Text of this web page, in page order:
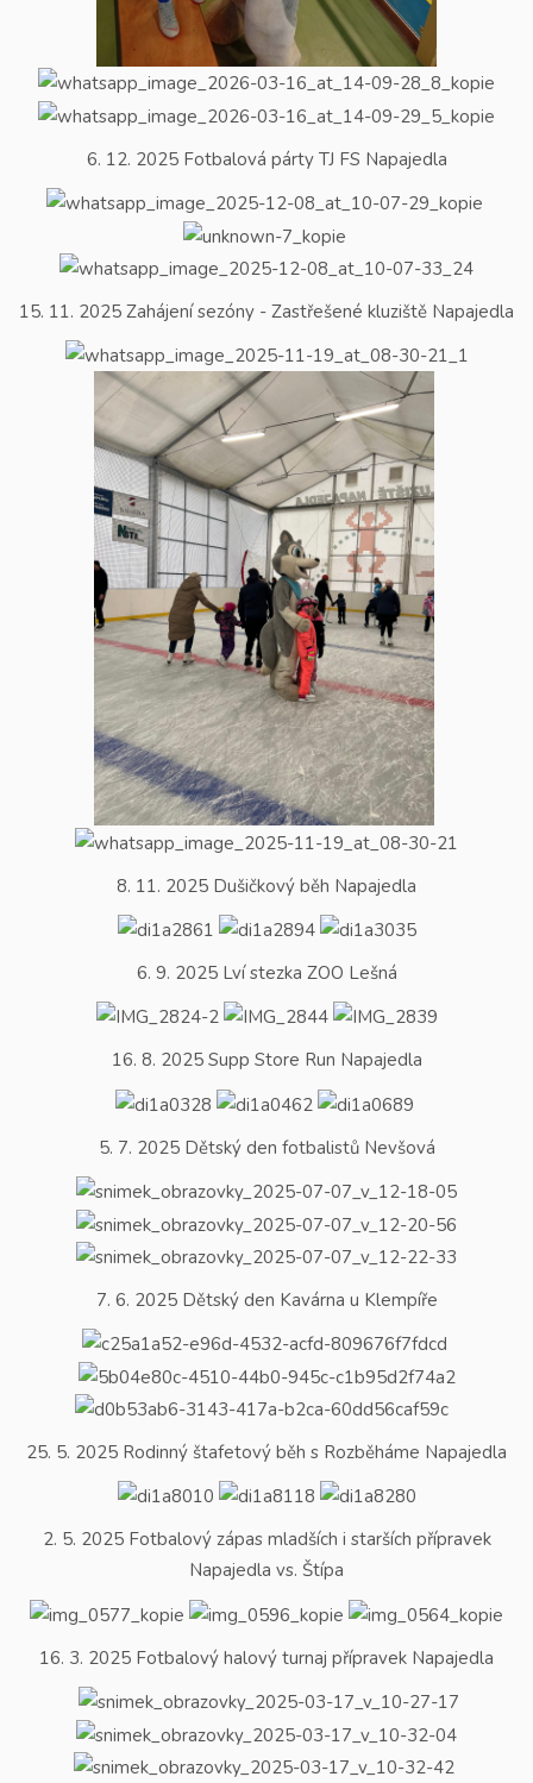
6. 12. 2025 Fotbalová párty TJ FS Napajedla
15. 11. 2025 Zahájení sezóny - Zastřešené kluziště Napajedla
8. 11. 2025 Dušičkový běh Napajedla
6. 9. 2025 Lví stezka ZOO Lešná
16. 8. 2025 Supp Store Run Napajedla
5. 7. 2025 Dětský den fotbalistů Nevšová
7. 6. 2025 Dětský den Kavárna u Klempíře
25. 5. 2025 Rodinný štafetový běh s Rozběháme Napajedla
2. 5. 2025 Fotbalový zápas mladších i starších přípravek
Napajedla vs. Štípa
16. 3. 2025 Fotbalový halový turnaj přípravek Napajedla